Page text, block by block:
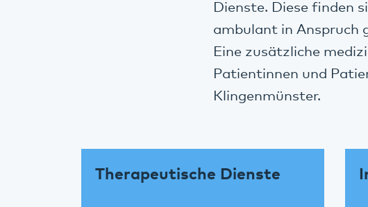
Dienste. Diese finden
ambulant in Anspruch
Eine zusätzliche
Patientinnen und
Klingenmünster.
Therapeutische Dienste